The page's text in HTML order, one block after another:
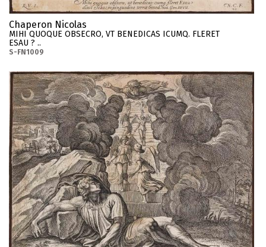
Chaperon Nicolas
MIHI QUOQUE OBSECRO, VT BENEDICAS ICUMQ. FLERET
ESAU ? ..
S-FN1009